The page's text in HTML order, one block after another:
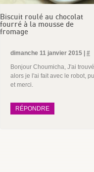
Biscuit roulé au chocolat
fourré à la mousse de
fromage
dimanche 11 janvier 2015 | #
Bonjour Choumicha, J'ai
alors je l'ai fait avec le robot,
et merci.
RÉPONDRE